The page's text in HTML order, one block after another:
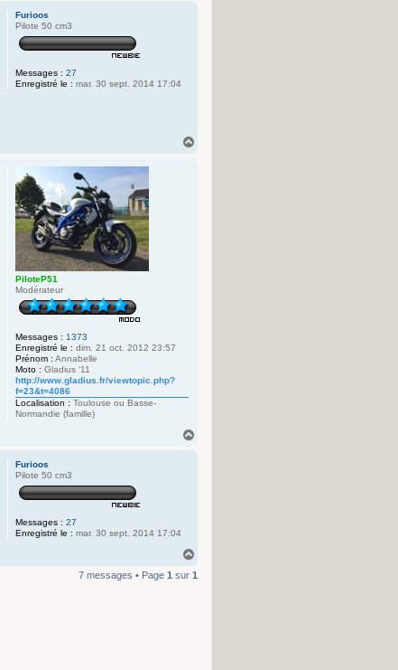
Furioos
Pilote 50 cm3
Messages : 27
Enregistré le : mar. 30 sept. 2014 17:04
PiloteP51
Modérateur
Messages : 1373
Enregistré le : dim. 21 oct. 2012 23:57
Prénom : Annabelle
Moto : Gladius '11
http://www.gladius.fr/viewtopic.php?
f=23&t=4086
Localisation : Toulouse ou Basse-
Normandie (famille)
Furioos
Pilote 50 cm3
Messages : 27
Enregistré le : mar. 30 sept. 2014 17:04
u
7 messages • Page 1 sur 1